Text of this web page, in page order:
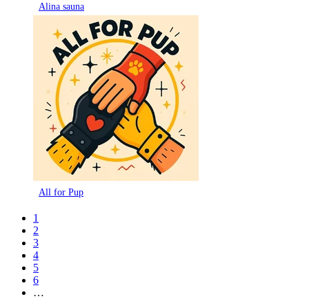
Alina sauna
All for Pup
1
2
3
4
5
6
…